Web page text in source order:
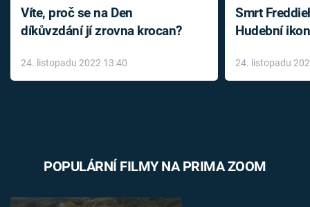
Víte, proč se na Den
díkůvzdání jí zrovna krocan?
24. listopadu 2022 13:40
Smrt
Hudební
léky
24. listopadu
POPULÁRNÍ FILMY NA PRIMA ZOOM